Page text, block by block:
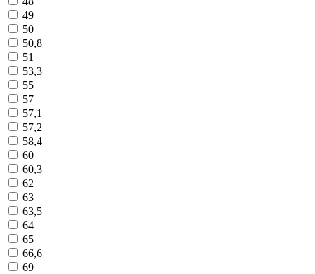
49
50
50,8
51
53,3
55
57
57,1
57,2
58,4
60
60,3
62
63
63,5
64
65
66,6
69